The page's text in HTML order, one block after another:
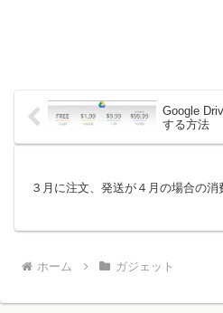
Google
する方法
３月に注文、発送が４月の場合の消
ホーム ガジェット